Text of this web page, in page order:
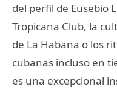
del perfil de Eusebio
Tropicana Club, la
de La Habana o los
cubanas incluso en
es una excepcional